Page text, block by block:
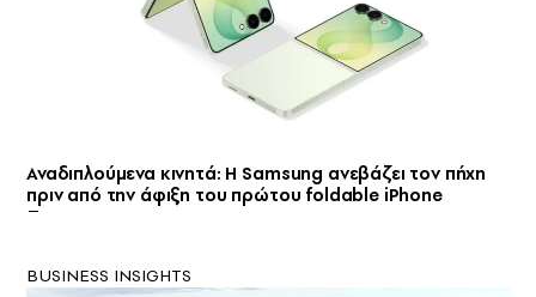
Αναδιπλούμενα κινητά: Η Samsung ανεβάζει τον πήχη
πριν από την άφιξη του πρώτου foldable iPhone
BUSINESS INSIGHTS